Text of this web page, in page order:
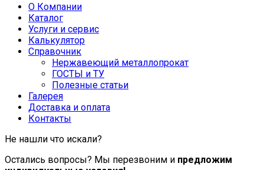
О Компании
Каталог
Услуги и сервис
Калькулятор
Справочник
Нержавеющий металлопрокат
ГОСТЫ и ТУ
Полезные статьи
Галерея
Доставка и оплата
Контакты
Не нашли что искали?
Остались вопросы? Мы перезвоним и предложим